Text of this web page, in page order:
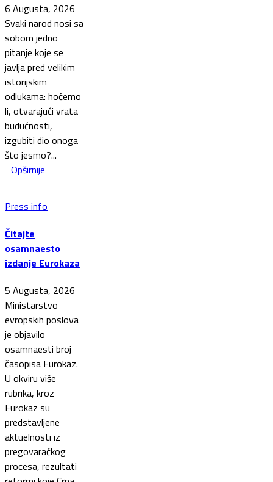
6 Augusta, 2026
Svaki narod nosi sa
sobom jedno
pitanje koje se
javlja pred velikim
istorijskim
odlukama: hoćemo
li, otvarajući vrata
budućnosti,
izgubiti dio onoga
što jesmo?...
Opširnije
Press info
Čitajte
osamnaesto
izdanje Eurokaza
5 Augusta, 2026
Ministarstvo
evropskih poslova
je objavilo
osamnaesti broj
časopisa Eurokaz.
U okviru više
rubrika, kroz
Eurokaz su
predstavljene
aktuelnosti iz
pregovaračkog
procesa, rezultati